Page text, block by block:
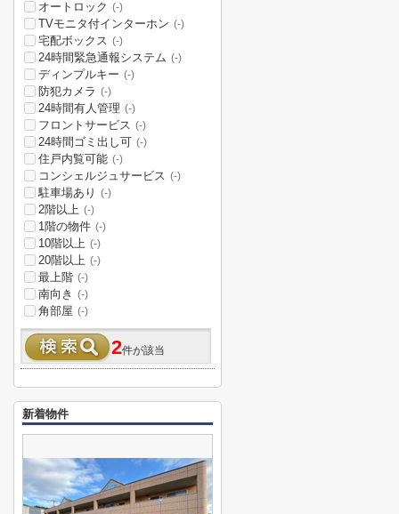
オートロック (-)
TVモニタ付インターホン (-)
宅配ボックス (-)
24時間緊急通報システム (-)
ディンプルキー (-)
防犯カメラ (-)
24時間有人管理 (-)
フロントサービス (-)
24時間ゴミ出し可 (-)
住戸内覧可能 (-)
コンシェルジュサービス (-)
駐車場あり (-)
2階以上 (-)
1階の物件 (-)
10階以上 (-)
20階以上 (-)
最上階 (-)
南向き (-)
角部屋 (-)
2件が該当
新着物件